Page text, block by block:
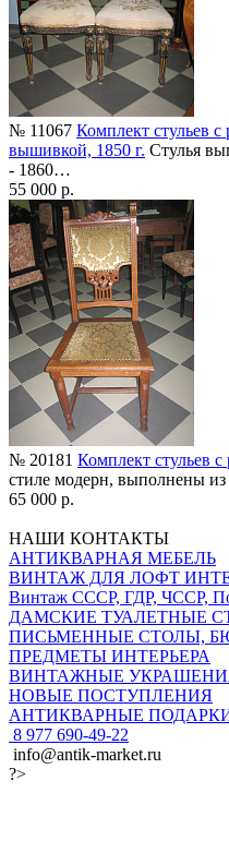
№ 11067 Комплект стульев с
вышивкой, 1850 г. Стулья
- 1860…
55 000 р.
№ 20181 Комплект стульев с
стиле модерн, выполнены
65 000 р.
НАШИ КОНТАКТЫ
АНТИКВАРНАЯ МЕБЕЛЬ
ВИНТАЖ ДЛЯ ЛОФТ
Винтаж СССР, ГДР, ЧССР,
ДАМСКИЕ ТУАЛЕТНЫЕ
ПИСЬМЕННЫЕ СТОЛЫ,
ПРЕДМЕТЫ ИНТЕРЬЕРА
ВИНТАЖНЫЕ
НОВЫЕ ПОСТУПЛЕНИЯ
АНТИКВАРНЫЕ
8 977 690-49-22
info@antik-market.ru
?>